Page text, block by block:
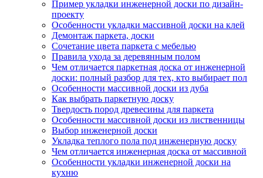
Пример укладки инженерной доски по дизайн-
проекту
Особенности укладки массивной доски на клей
Демонтаж паркета, доски
Сочетание цвета паркета с мебелью
Правила ухода за деревянным полом
Чем отличается паркетная доска от инженерной
доски: полный разбор для тех, кто выбирает пол
Особенности массивной доски из дуба
Как выбрать паркетную доску
Твердость пород древесины для паркета
Особенности массивной доски из лиственницы
Выбор инженерной доски
Укладка теплого пола под инженерную доску
Чем отличается инженерная доска от массивной
Особенности укладки инженерной доски на
кухню